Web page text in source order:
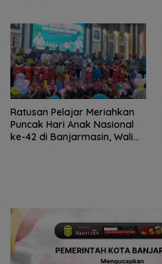
Ratusan Pelajar Meriahkan
Puncak Hari Anak Nasional
ke-42 di Banjarmasin, Wali